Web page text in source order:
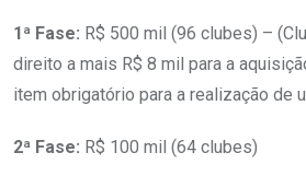
1ª Fase: R$ 500 mil (96 clubes) –
direito a mais R$ 8 mil para a
item obrigatório para a realização de
2ª Fase: R$ 100 mil (64 clubes)